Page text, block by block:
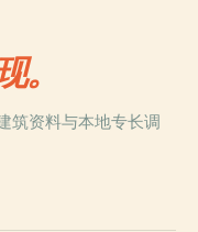
。
筑资料与本地专长调